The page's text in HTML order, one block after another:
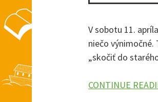
V sobotu 11.
niečo
„skočiť do
CONTINUE